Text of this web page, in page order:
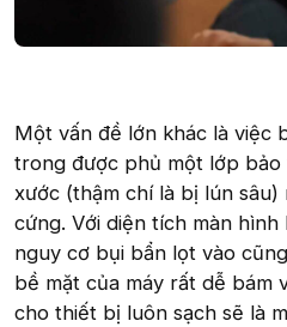
Một vấn đề lớn khác là việc
trong được phủ một lớp
xước (thậm chí là bị lún sâu)
cứng. Với diện tích màn
nguy cơ bụi bẩn lọt vào
bề mặt của máy rất dễ bám
cho thiết bị luôn sạch sẽ là